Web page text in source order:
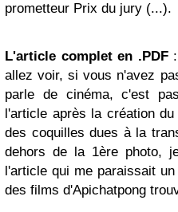
prometteur Prix du jury (...).
L'article complet en .PDF:
allez voir, si vous n'avez
parle de cinéma, c'est
l'article après la création
des coquilles dues à la
dehors de la 1ère photo,
l'article qui me paraissait
des films d'Apichatpong